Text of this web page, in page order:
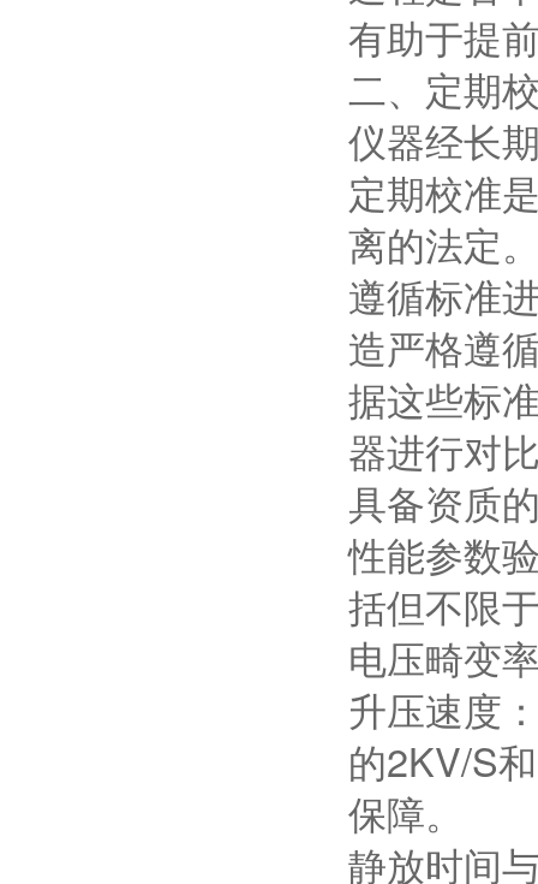
有助于提
二、定期
仪器经长
定期校准
离的法定
遵循标准
造严格遵
据这些标
器进行对
具备资质
性能参数
括但不限
电压畸变
升压速度
的2KV/S
保障。
静放时间